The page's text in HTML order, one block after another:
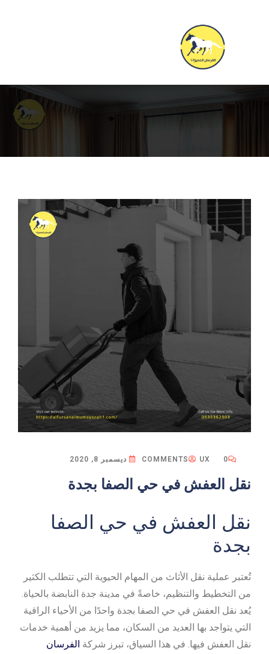
0 COMMENTS
UX ديسمبر 8, 2020
نقل العفش في حي الصفا بجدة
نقل العفش في حي الصفا
بجدة
تُعتبر عملية نقل الأثاث من المهام الحيوية التي تتطلب الكثير
من التخطيط والتنظيم، خاصةً في مدينة جدة النابضة بالحياة.
يُعد نقل العفش في حي الصفا بجدة واحدًا من الأحياء الراقية
التي يتواجد بها العديد من السكان، مما يزيد من أهمية خدمات
نقل العفش فيها. في هذا السياق، تبرز شركة الفرسان